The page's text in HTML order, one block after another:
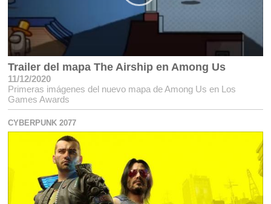
Trailer del mapa The Airship en Among Us
11/12/2020
Primeras imágenes del nuevo mapa de Among Us en Los
Games Awards
CYBERPUNK 2077